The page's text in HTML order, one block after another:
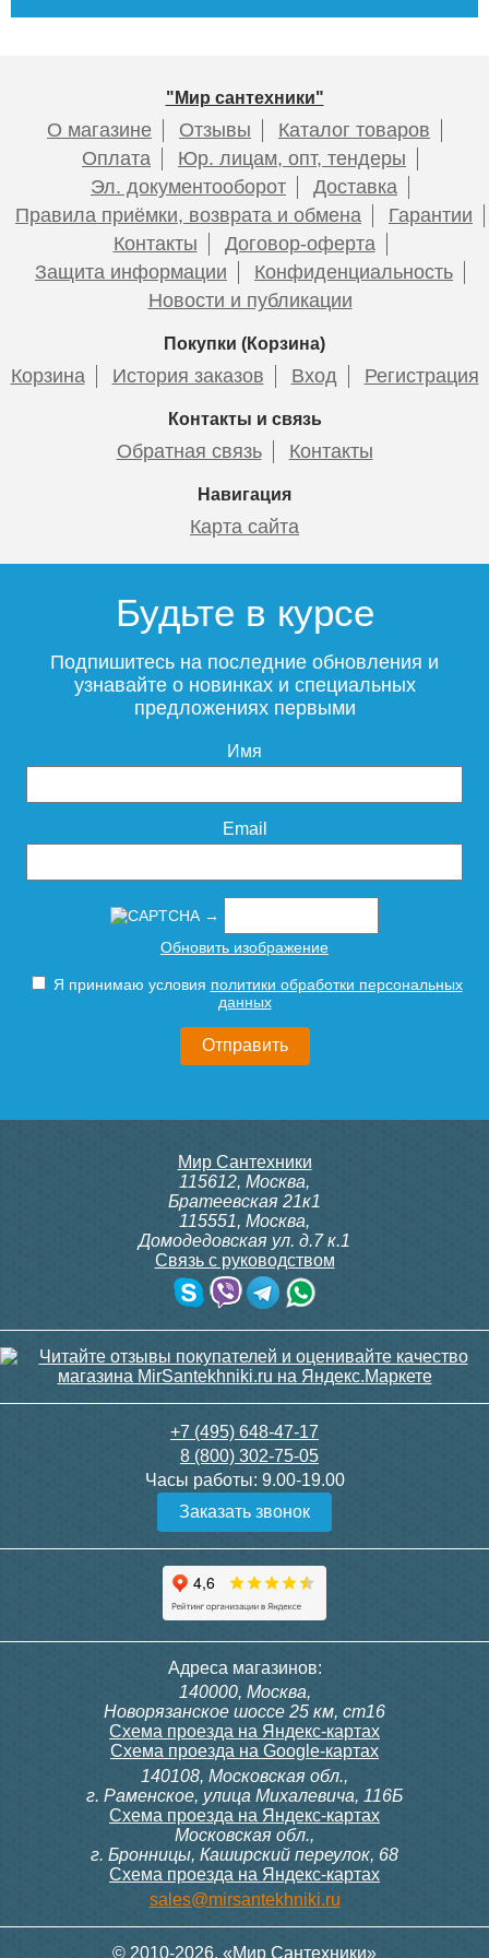
Подробнее Подробнее
Смеситель для раковины
ESKO Sochi SC26 , хром
Подробнее
Смеситель для раковины
ESKO Sochi Gold SC26Gold
Подробнее
Смеситель для раковины
10 995
Подробнее
Подробнее Подробнее
Смеситель HAIBA HB5518-5
c гигиенической лейкой
Подробнее
Смеситель HAIBA HB5518-7
c гигиенической лейкой
Подробнее
Подробнее"Мир сантехники"
О магазине Отзывы
Каталог товаров
Оплата
Юр. лицам, опт, тендеры
Эл. документооборот
Доставка
Правила приёмки, возврата и обмена
Гарантии
Контакты
Договор-оферта
Защита информации
Конфиденциальность
Новости и публикации
Покупки (Корзина)
Корзина История заказов Вход Регистрация
Контакты и связь
Обратная связь Контакты
Навигация
Карта сайта
Будьте в курсе
Подпишитесь на последние обновления и
узнавайте о новинках и специальных
предложениях первыми
Имя
Email
→
Обновить изображение
Я принимаю условия политики обработки персональных
данных
Мир Сантехники
115612, Москва,
Братеевская 21к1
115551, Москва,
Домодедовская ул. д.7 к.1
Связь с руководством
+7 (495) 648-47-17
8 (800) 302-75-05
Часы работы: 9.00-19.00
Заказать звонок
Адреса магазинов:
140000, Москва,
Новорязанское шоссе 25 км, ст16
Схема проезда на Яндекс-картах
Схема проезда на Google-картах
140108, Московская обл.,
г. Раменское, улица Михалевича, 116Б
Схема проезда на Яндекс-картах
Московская обл.,
г. Бронницы, Каширский переулок, 68
Схема проезда на Яндекс-картах
sales@mirsantekhniki.ru
© 2010-2026. «Мир Сантехники»